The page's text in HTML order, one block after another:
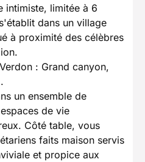
intimiste, limitée à 6
dans un village
à proximité des célèbres
: Grand canyon,
un ensemble de
de vie
Côté table, vous
faits maison servis
et propice aux